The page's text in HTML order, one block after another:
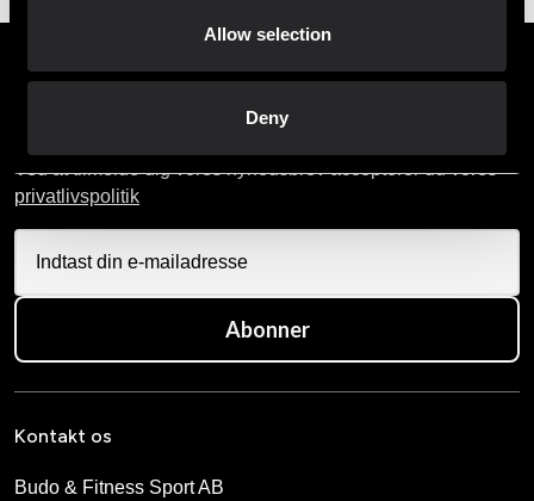
Allow selection
Deny
Tilmeld dig vores nyhedsbrev
Udfyld din e-mailadresse, så modtager du nyheder og tilbud
Ved at tilmelde dig vores nyhedsbrev accepterer du vores
privatlivspolitik
Abonner
Kontakt os
Budo & Fitness Sport AB